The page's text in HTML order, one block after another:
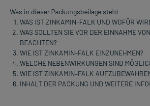
Was in dieser Packungsbeilage steht
WAS IST ZINKAMIN–FALK UND WOFÜR
WAS SOLLTEN SIE VOR DER EINNAHME
BEACHTEN?
WIE IST ZINKAMIN–FALK EINZUNEHMEN?
WELCHE NEBENWIRKUNGEN SIND
WIE IST ZINKAMIN–FALK
INHALT DER PACKUNG UND WEITERE